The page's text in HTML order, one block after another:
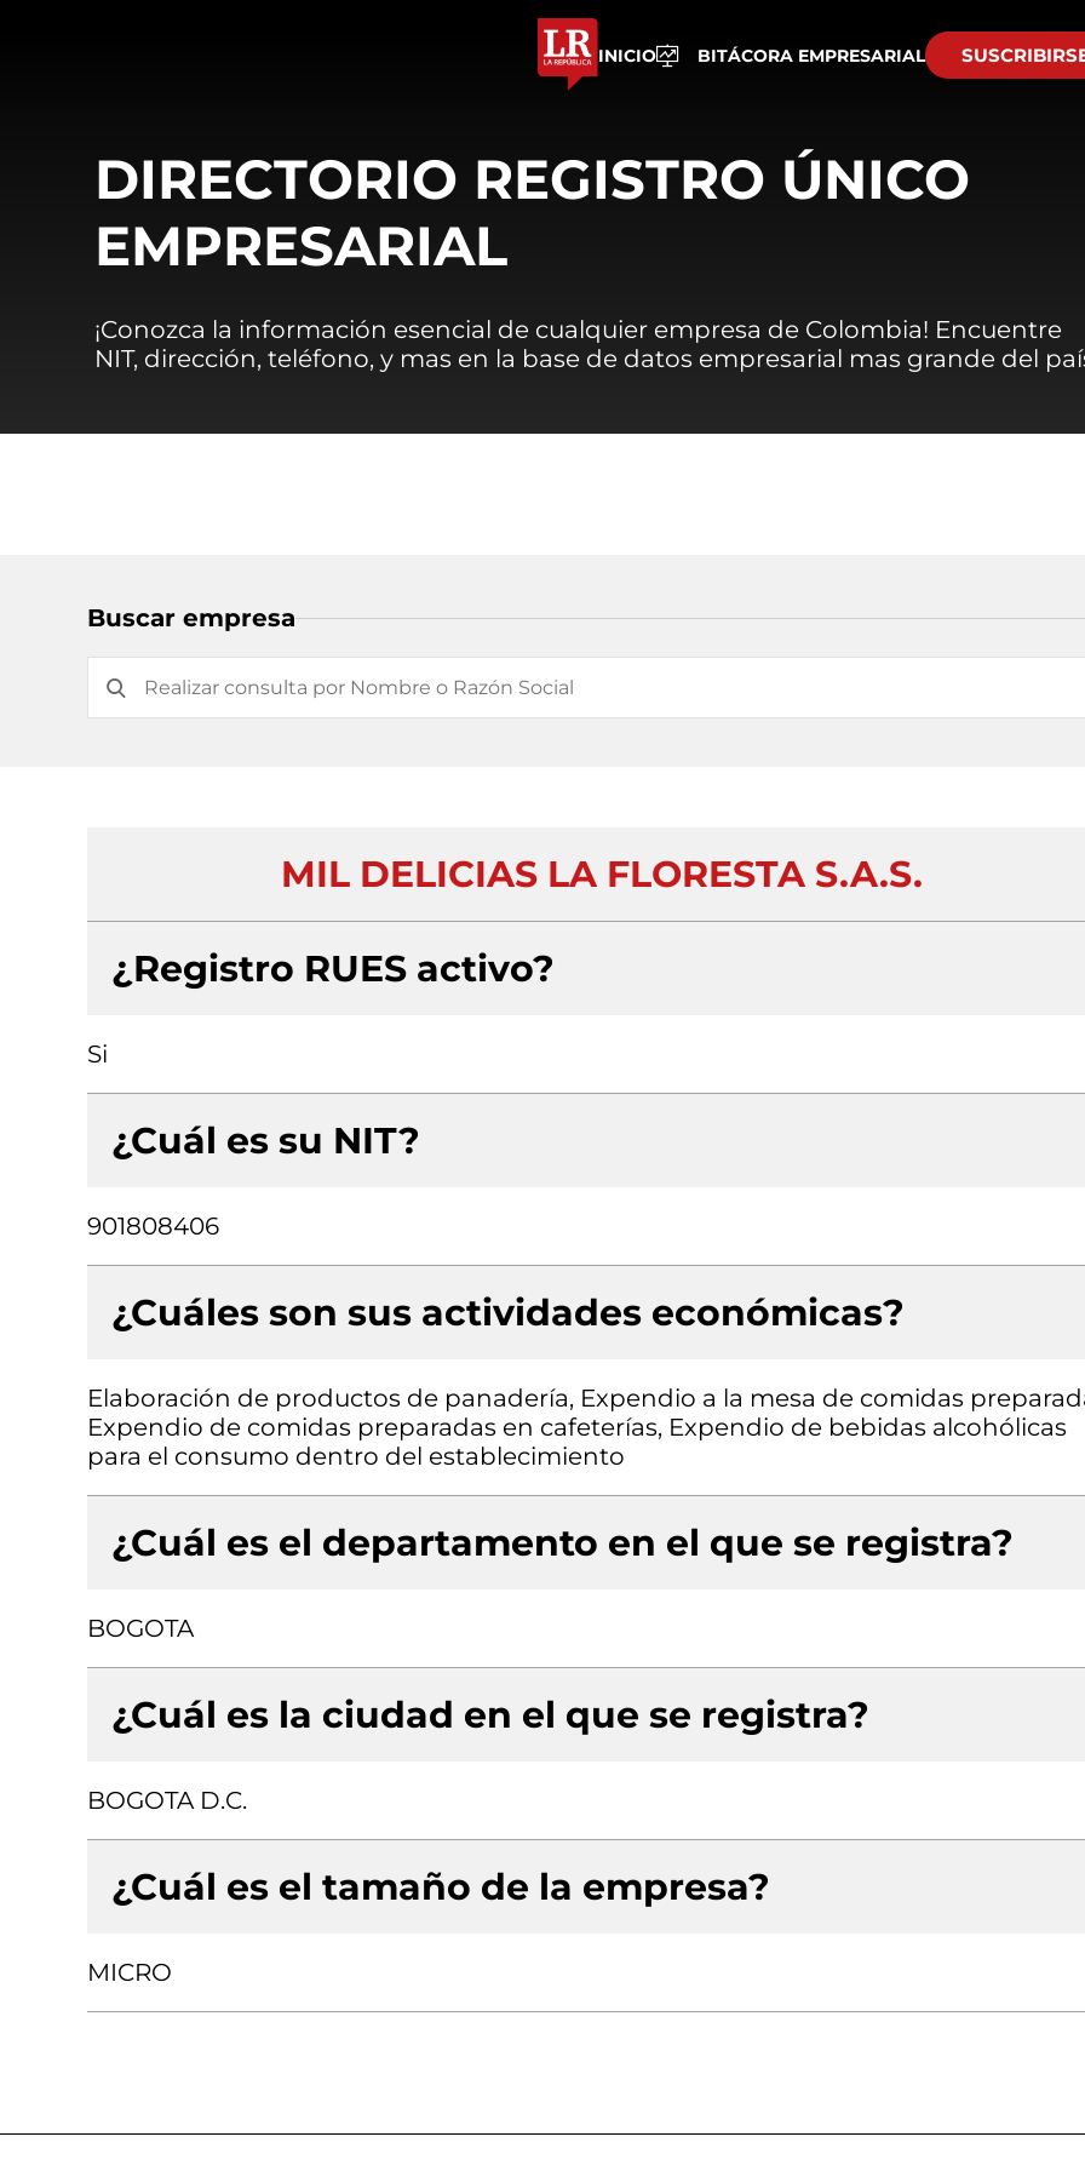
INICIO BITÁCORA EMPRESARIAL
DIRECTORIO REGISTRO ÚNICO
EMPRESARIAL
¡Conozca la información esencial de cualquier empresa de Colombia! Encuentre
NIT, dirección, teléfono, y mas en la base de datos empresarial mas grande del
Buscar empresa
MIL DELICIAS LA FLORESTA S.A.S.
¿Registro RUES activo?
Si
¿Cuál es su NIT?
901808406
¿Cuáles son sus actividades económicas?
Elaboración de productos de panadería, Expendio a la mesa de comidas
Expendio de comidas preparadas en cafeterías, Expendio de bebidas alcohólicas
para el consumo dentro del establecimiento
¿Cuál es el departamento en el que se registra?
BOGOTA
¿Cuál es la ciudad en el que se registra?
BOGOTA D.C.
¿Cuál es el tamaño de la empresa?
MICRO